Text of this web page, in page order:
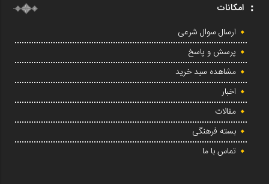
امکانات
ارسال سوال شرعی
پرسش و پاسخ
مشاهده سبد خرید
اخبار
مقالات
بسته فرهنگی
تماس با ما